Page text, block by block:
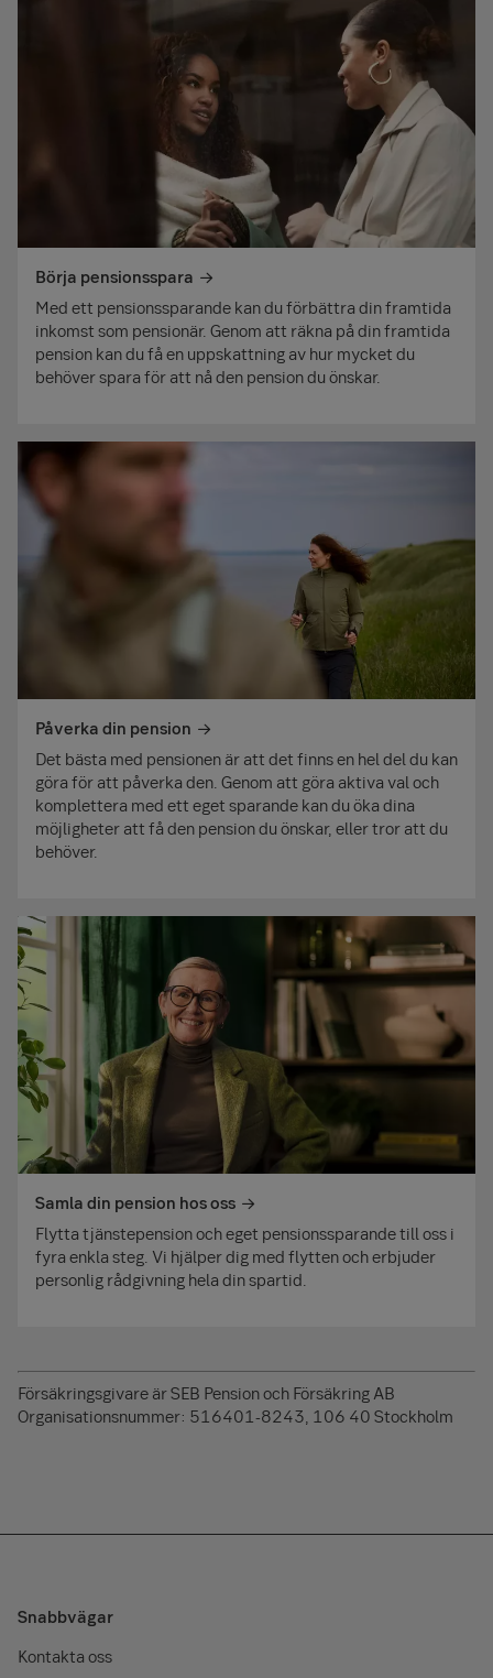
Börja pensionsspara
Med ett pensionssparande kan du förbättra din framtida
inkomst som pensionär. Genom att räkna på din framtida
pension kan du få en uppskattning av hur mycket du
behöver spara för att nå den pension du önskar.
Påverka din pension
Det bästa med pensionen är att det finns en hel del du kan
göra för att påverka den. Genom att göra aktiva val och
komplettera med ett eget sparande kan du öka dina
möjligheter att få den pension du önskar, eller tror att du
behöver.
Samla din pension hos oss
Flytta tjänstepension och eget pensionssparande till oss i
fyra enkla steg. Vi hjälper dig med flytten och erbjuder
personlig rådgivning hela din spartid.
Försäkringsgivare är SEB Pension och Försäkring AB
Organisationsnummer: 516401-8243, 106 40 Stockholm
Snabbvägar
Kontakta oss